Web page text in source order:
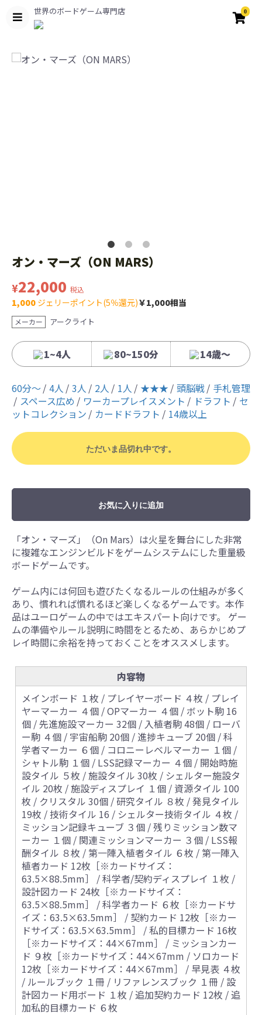
世界のボードゲーム専門店 0
オン・マーズ（ON MARS）
¥22,000 税込
1,000 ジェリーポイント(5％還元)￥1,000相当
メーカー アークライト
1~4人 80~150分 14歳〜
60分〜 4人 3人 2人 1人 ★★★ 頭脳戦
手札管理
スペース広め
ワーカープレイスメント ドラフト
セ
ットコレクション
カードドラフト 14歳以上
ただいま品切れ中です。
お気に入りに追加
「オン・マーズ」（On Mars）は火星を舞台にした非常
に複雑なエンジンビルドをゲームシステムにした重量級
ボードゲームです。
ゲーム内には何回も遊びたくなるルールの仕組みが多く
あり、慣れれば慣れるほど楽しくなるゲームです。本作
品はユーロゲームの中ではエキスパート向けです。 ゲー
ムの準備やルール説明に時間をとるため、あらかじめプ
レイ時間に余裕を持っておくことをオススメします。
内容物
メインボード １枚 / プレイヤーボード ４枚 / プレイ
ヤーマーカー ４個 / OPマーカー ４個 / ボット駒 16
個 / 先進施設マーカー 32個 / 入植者駒 48個 / ローバ
ー駒 ４個 / 宇宙船駒 20個 / 進捗キューブ 20個 / 科
学者マーカー ６個 / コロニーレベルマーカー １個 /
シャトル駒 １個 / LSS記録マーカー ４個 / 開始時施
設タイル ５枚 / 施設タイル 30枚 / シェルター施設タ
イル 20枚 / 施設ディスプレイ １個 / 資源タイル 100
枚 / クリスタル 30個 / 研究タイル ８枚 / 発見タイル
19枚 / 技術タイル 16 / シェルター技術タイル ４枚 /
ミッション記録キューブ ３個 / 残りミッション数マ
ーカー １個 / 関連ミッションマーカー ３個 / LSS報
酬タイル ８枚 / 第一陣入植者タイル ６枚 / 第一陣入
植者カード 12枚［※カードサイズ：
63.5×88.5mm］ / 科学者/契約ディスプレイ １枚 /
設計図カード 24枚［※カードサイズ：
63.5×88.5mm］ / 科学者カード ６枚［※カードサ
イズ：63.5×63.5mm］ / 契約カード 12枚［※カー
ドサイズ：63.5×63.5mm］ / 私的目標カード 16枚
［※カードサイズ：44×67mm］ / ミッションカー
ド ９枚［※カードサイズ：44×67mm / ソロカード
12枚［※カードサイズ：44×67mm］ / 早見表 ４枚
/ ルールブック １冊 / リファレンスブック １冊 / 設
計図カード用ボード １枚 / 追加契約カード 12枚 / 追
加私的目標カード ６枚